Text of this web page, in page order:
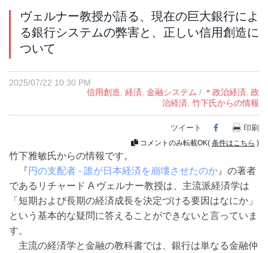
ヴェルナー教授が語る、現在の巨大銀行によ
る銀行システムの弊害と、正しい信用創造に
ついて
2025/07/22 10:30 PM
信用創造, 経済, 金融システム / ＊政治経済, 政
治経済, 竹下氏からの情報
ツイート Facebook
印刷
コメントのみ転載OK( 条件はこちら )
竹下雅敏氏からの情報です。
『 円の支配者 - 誰が日本経済を崩壊させたのか 』の著者
であるリチャード A ヴェルナー教授は、主流派経済学は
「短期および長期の経済成長を決定づける要因はなにか」
という基本的な疑問に答えることができないと言っていま
す。
主流の経済学と金融の教科書では、銀行は単なる金融仲